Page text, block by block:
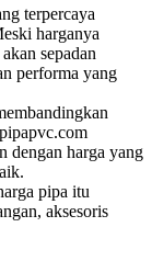
terpercaya
harganya
sepadan
performa yang
dengan harga yang
pipa itu
aksesoris